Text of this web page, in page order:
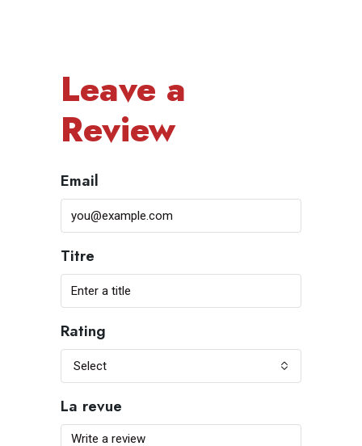
Leave a
Review
Email
Titre
Rating
Select
La revue